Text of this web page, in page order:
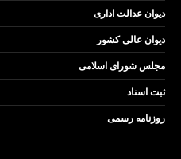
دیوان عدالت اداری
دیوان عالی کشور
مجلس شورای اسلامی
ثبت اسناد
روزنامه رسمی